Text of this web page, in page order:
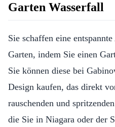
Garten Wasserfall
Sie schaffen eine
Garten, indem Sie einen
Sie können diese bei
Design kaufen, das direkt
rauschenden und
die Sie in Niagara oder der